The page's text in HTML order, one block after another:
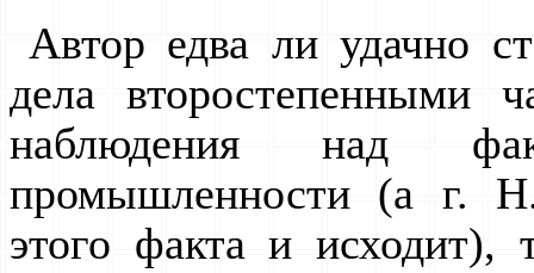
Автор едва ли удачно
дела второстепенными
наблюдения над
промышленности (а г.
этого факта и исходит),